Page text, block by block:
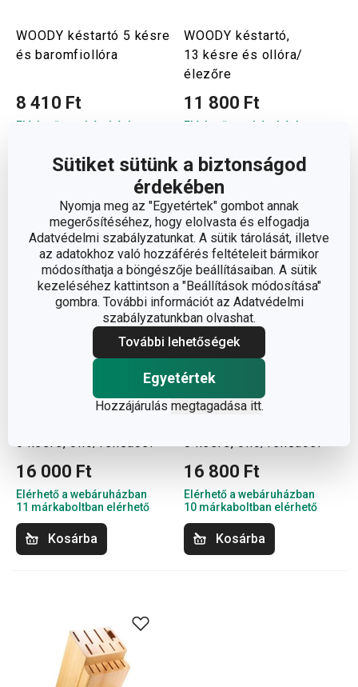
Sütiket sütünk a biztonságod
érdekében
Nyomja meg az "Egyetértek" gombot annak
megerősítéséhez, hogy elolvasta és elfogadja
Adatvédelmi szabályzatunkat. A sütik tárolását, illetve
az adatokhoz való hozzáférés feltételeit bármikor
módosíthatja a böngészője beállításaiban. A sütik
kezeléséhez kattintson a "Beállítások módosítása"
gombra. További információt az Adatvédelmi
szabályzatunkban olvashat.
További lehetőségek
Egyetértek
Hozzájárulás megtagadása itt.
WOODY késtartó 5 késre
és baromfiollóra
8 410 Ft
Elérhető a webáruházban
Kosárba
WOODY késtartó,
13 késre és ollóra/
élezőre
11 800 Ft
Elérhető a webáruházban
Kosárba
6 késre, olló/fenőacél
16 000 Ft
Elérhető a webáruházban
11 márkaboltban elérhető
Kosárba
8 késre, olló/fenőacél
16 800 Ft
Elérhető a webáruházban
10 márkaboltban elérhető
Kosárba